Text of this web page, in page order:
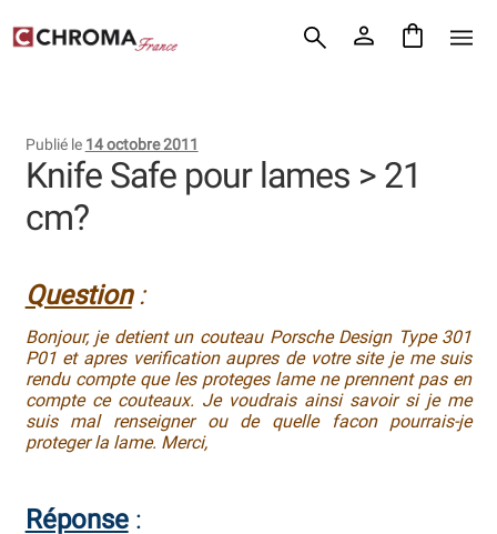
Aller
Aller
Chroma France
Commande
Conditions Générales de Vente
Demande de devis
Expédition le jour même
Frais de port
Bocuse d’Or
Publié le 14 octobre 2011
Knife Safe pour lames > 21
cm?
Question :
Bonjour, je detient un couteau Porsche Design Type 301
P01 et apres verification aupres de votre site je me suis
rendu compte que les proteges lame ne prennent pas en
compte ce couteaux. Je voudrais ainsi savoir si je me
suis mal renseigner ou de quelle facon pourrais-je
proteger la lame. Merci,
Réponse: